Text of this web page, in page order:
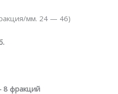
мм. 24 — 46)
8 фракций